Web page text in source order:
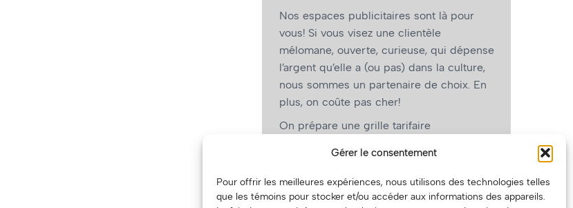
Gérer le consentement
Pour offrir les meilleures expériences, nous utilisons des technologies telles
que les témoins pour stocker et/ou accéder aux informations des appareils.
Nos espaces publicitaires sont là pour
vous! Si vous visez une clientèle
mélomane, ouverte, curieuse, qui dépense
l’argent qu’elle a (ou pas) dans la culture,
nous sommes un partenaire de choix. En
plus, on coûte pas cher!
On prépare une grille tarifaire
vous, les artistes!)